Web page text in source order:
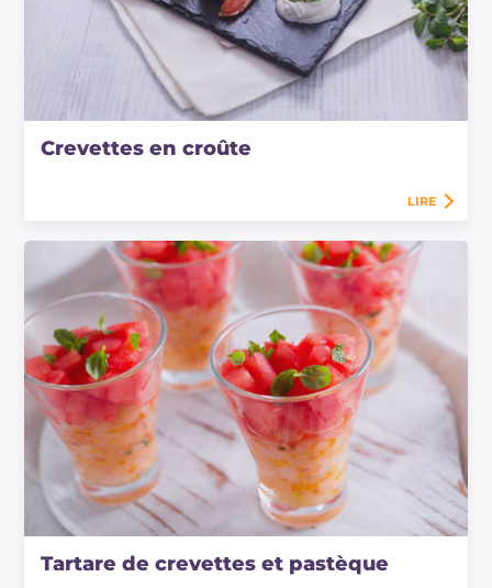
Crevettes en croûte
LIRE
Tartare de crevettes et pastèque